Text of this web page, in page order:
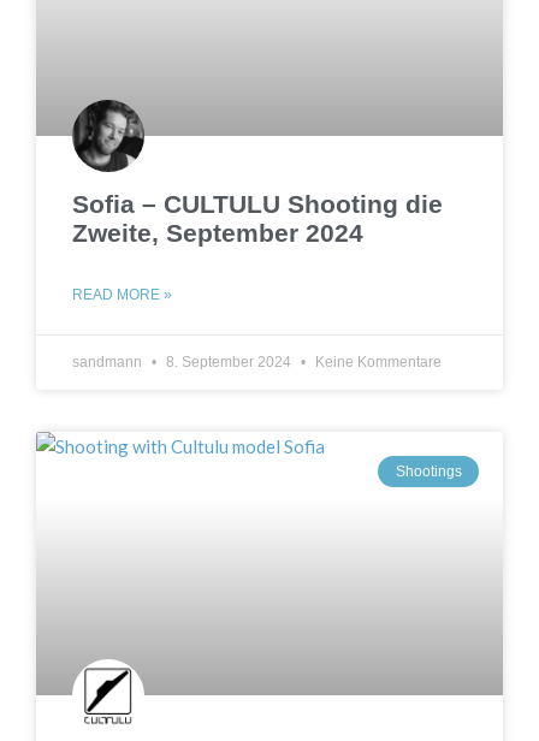
Sofia – CULTULU Shooting die
Zweite, September 2024
READ MORE »
sandmann 8. September 2024 Keine Kommentare
Shootings